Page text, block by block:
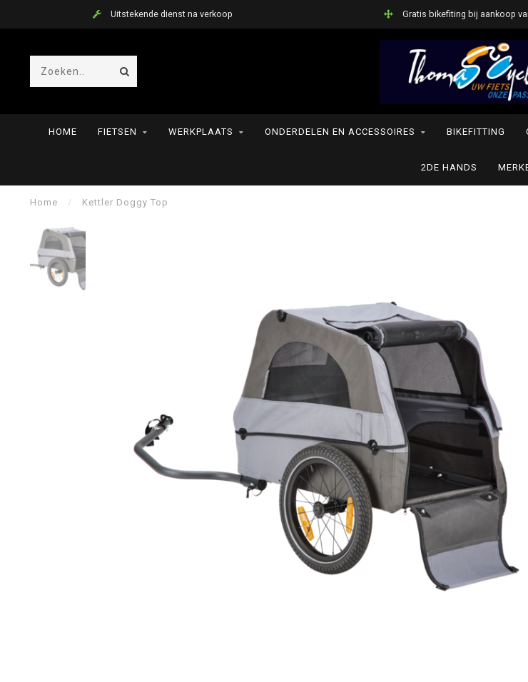
Uitstekende dienst na verkoop Gratis bikefiting bij aankoop
HOME FIETSEN WERKPLAATS ONDERDELEN EN ACCESSOIRES BIKEFITTING
2DE HANDS
Home / Kettler Doggy Top